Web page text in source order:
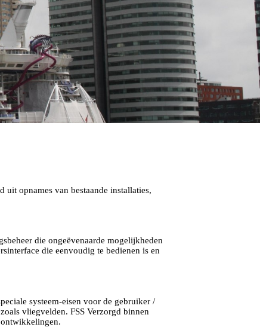
opnames van bestaande installaties,
die ongeëvenaarde mogelijkheden
die eenvoudig te bedienen is en
systeem-eisen voor de gebruiker /
vliegvelden. FSS Verzorgd binnen
ontwikkelingen.